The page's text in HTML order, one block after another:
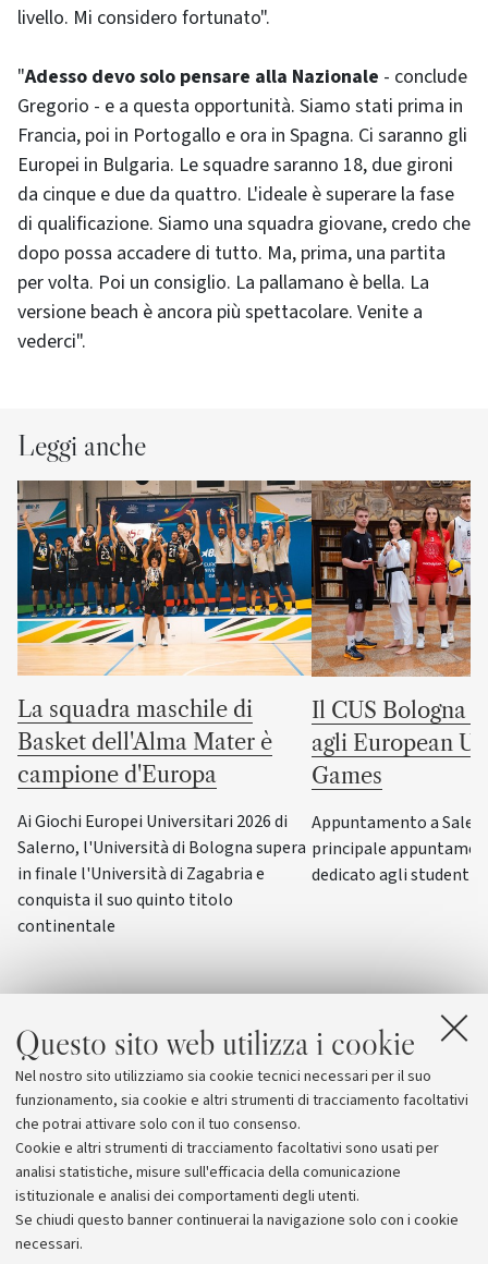
Questo sito web utilizza i cookie
Nel nostro sito utilizziamo sia cookie tecnici necessari per il suo
funzionamento, sia cookie e altri strumenti di tracciamento facoltativi
che potrai attivare solo con il tuo consenso.
Cookie e altri strumenti di tracciamento facoltativi sono usati per
analisi statistiche, misure sull'efficacia della comunicazione
istituzionale e analisi dei comportamenti degli utenti.
Se chiudi questo banner continuerai la navigazione solo con i cookie
necessari.
livello. Mi considero fortunato".
"Adesso devo solo pensare alla Nazionale - conclude
Gregorio - e a questa opportunità. Siamo stati prima in
Francia, poi in Portogallo e ora in Spagna. Ci saranno gli
Europei in Bulgaria. Le squadre saranno 18, due gironi
da cinque e due da quattro. L'ideale è superare la fase
di qualificazione. Siamo una squadra giovane, credo che
dopo possa accadere di tutto. Ma, prima, una partita
per volta. Poi un consiglio. La pallamano è bella. La
versione beach è ancora più spettacolare. Venite a
vederci".
Leggi anche
La squadra maschile di
Basket dell'Alma Mater è
campione d'Europa
Ai Giochi Europei Universitari 2026 di
Salerno, l'Università di Bologna supera
in finale l'Università di Zagabria e
conquista il suo quinto titolo
continentale
Il CUS Bologna
agli European
Games
Appuntamento a
principale
dedicato agli